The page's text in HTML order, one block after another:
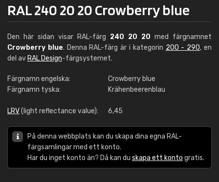
RAL 240 20 20 Crowberry blue
Den här sidan visar RAL-färg 240 20 20 med färgnamnet
Crowberry blue. Denna RAL-färg är i kategorin 200 - 290, en
del av RAL Design-färgsystemet.
Färgnamn engelska:
Crowberry blue
Färgnamn tyska:
Krähenbeerenblau
LRV(light reflectance value): 6,45
På denna webbplats kan du skapa dina egna RAL-
färgsamlingar med ett konto.
Har du inget konto än? Då kan du skapa ett konto gratis.